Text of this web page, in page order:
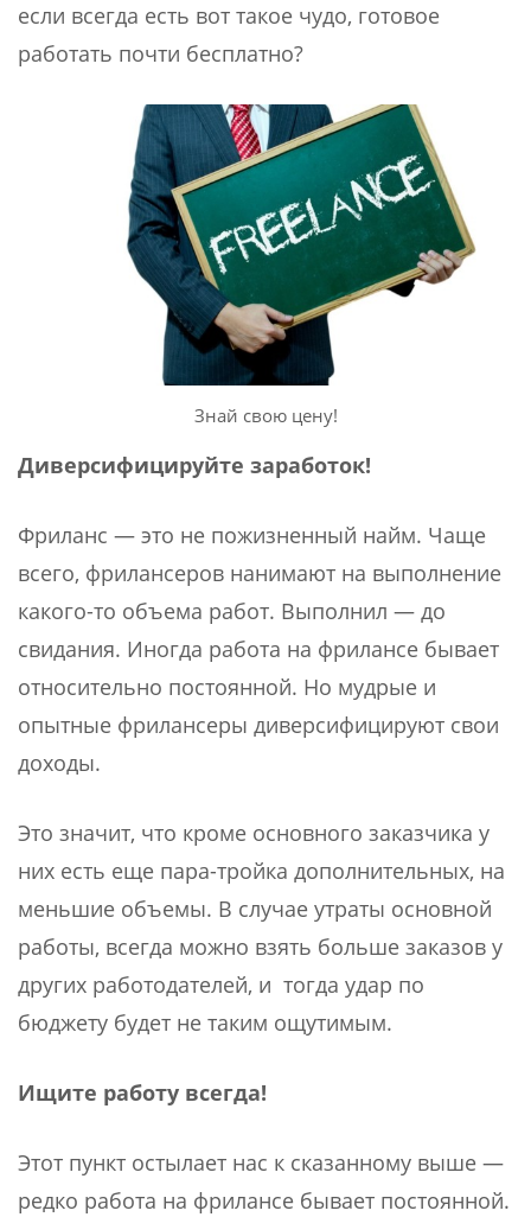
если всегда есть вот такое чудо, готовое
работать почти бесплатно?
Знай свою цену!
Диверсифицируйте заработок!
Фриланс — это не пожизненный найм. Чаще
всего, фрилансеров нанимают на выполнение
какого-то объема работ. Выполнил — до
свидания. Иногда работа на фрилансе бывает
относительно постоянной. Но мудрые и
опытные фрилансеры диверсифицируют свои
доходы.
Это значит, что кроме основного заказчика у
них есть еще пара-тройка дополнительных, на
меньшие объемы. В случае утраты основной
работы, всегда можно взять больше заказов у
других работодателей, и тогда удар по
бюджету будет не таким ощутимым.
Ищите работу всегда!
Этот пункт остылает нас к сказанному выше —
редко работа на фрилансе бывает постоянной.